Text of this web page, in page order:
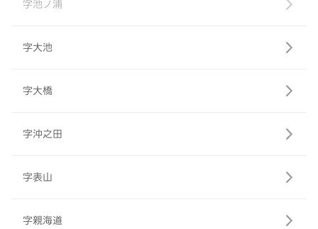
字池ノ浦
字大池
字大橋
字沖之田
字表山
字親海道